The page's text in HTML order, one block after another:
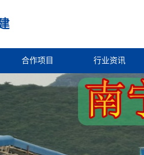
合作项目 行业资讯